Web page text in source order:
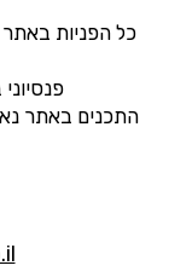
כל הפניות באתר
התכנים באתר